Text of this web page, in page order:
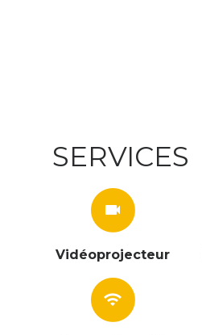
SERVICES
videocam
Vidéoprojecteur
wifi